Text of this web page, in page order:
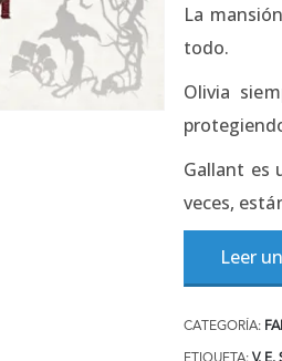
La
todo.
Olivia
Gallant es
veces,
Leer
CATEGORÍA: